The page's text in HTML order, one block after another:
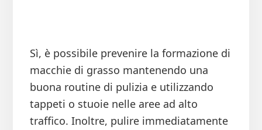
Sì, è possibile prevenire la formazione di
macchie di grasso mantenendo una
buona routine di pulizia e utilizzando
tappeti o stuoie nelle aree ad alto
traffico. Inoltre, pulire immediatamente